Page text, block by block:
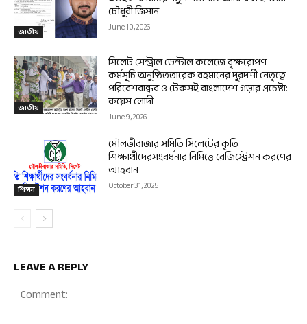
জাতীয়
চৌধুরী জিসান
June 10, 2026
জাতীয়
সিলেট সেন্ট্রাল ডেন্টাল কলেজে বৃক্ষরোপণ
কর্মসূচি অনুষ্ঠিততারেক রহমানের দূরদর্শী নেতৃত্বে
পরিবেশবান্ধব ও টেকসই বাংলাদেশ গড়ার প্রচেষ্টা:
কয়েস লোদী
June 9, 2026
শিক্ষা
মৌলভীবাজার সমিতি সিলেটের কৃতি
শিক্ষার্থীদেরসংবর্ধনার নিমিত্তে রেজিস্ট্রেশন করণের
আহবান
October 31, 2025
LEAVE A REPLY